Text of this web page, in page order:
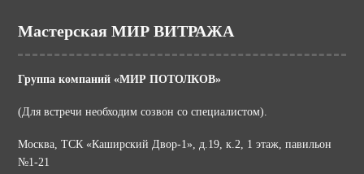
Мастерская МИР ВИТРАЖА
Группа компаний «МИР ПОТОЛКОВ»
(Для встречи необходим созвон со специалистом).
Москва, ТСК «Каширский Двор-1», д.19, к.2, 1 этаж, павильон
№1-21